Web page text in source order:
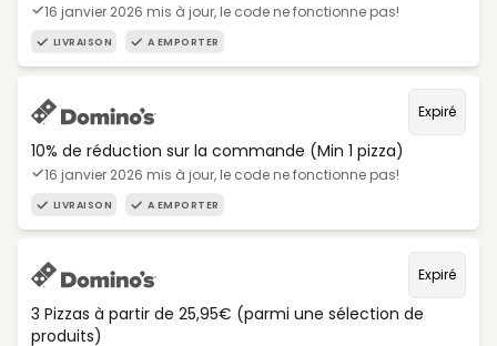
16 janvier 2026 mis à jour, le code ne fonctionne pas!
LIVRAISON A EMPORTER
Expiré
10% de réduction sur la commande (Min 1 pizza)
16 janvier 2026 mis à jour, le code ne fonctionne pas!
LIVRAISON A EMPORTER
Expiré
3 Pizzas à partir de 25,95€ (parmi une sélection de
produits)